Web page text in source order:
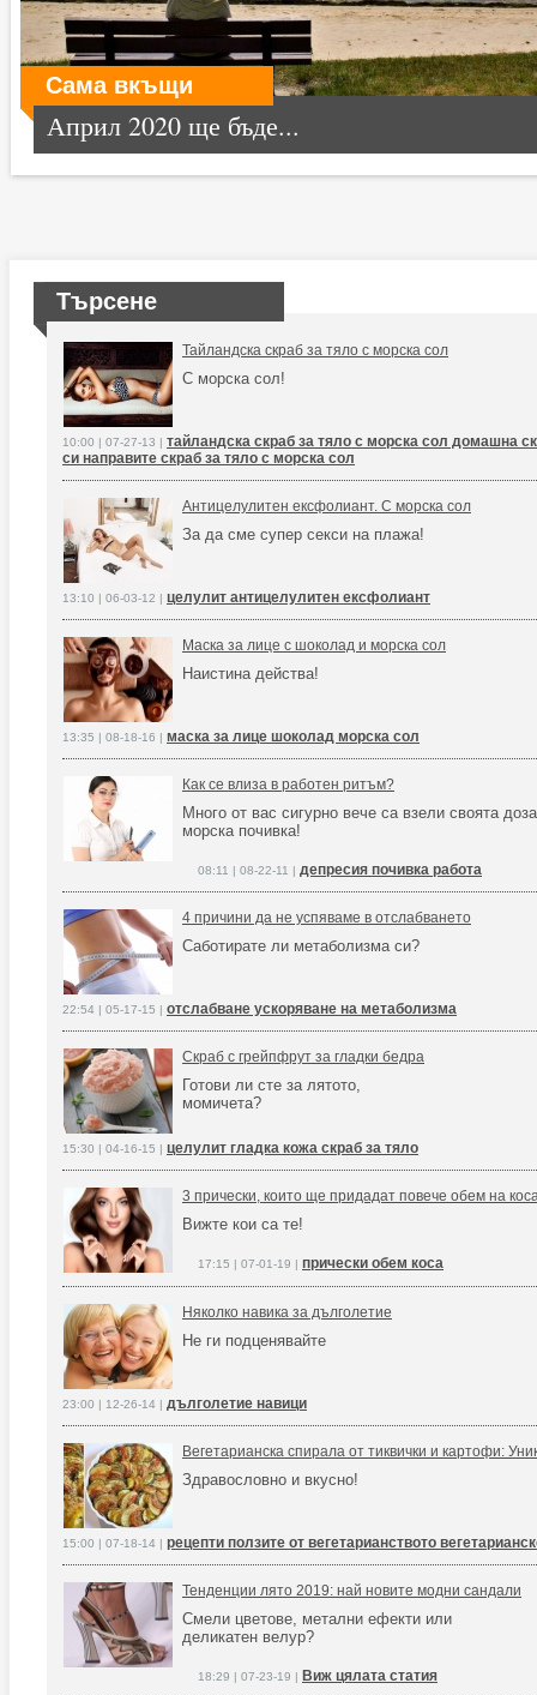
Сама вкъщи
Април 2020 ще бъде...
Търсене
Тайландска скраб за тяло с морска сол
С морска сол!
10:00 | 07-27-13 | тайландска скраб за тяло с морска сол домашна
си направите скраб за тяло с морска сол
Антицелулитен ексфолиант. С морска сол
За да сме супер секси на плажа!
13:10 | 06-03-12 | целулит антицелулитен ексфолиант
Маска за лице с шоколад и морска сол
Наистина действа!
13:35 | 08-18-16 | маска за лице шоколад морска сол
Как се влиза в работен ритъм?
Mного от вас сигурно вече са взели своята доза
морска почивка!
08:11 | 08-22-11 | депресия почивка работа
4 причини да не успяваме в отслабването
Саботирате ли метаболизма си?
22:54 | 05-17-15 | отслабване ускоряване на метаболизма
Скраб с грейпфрут за гладки бедра
Готови ли сте за лятото,
момичета?
15:30 | 04-16-15 | целулит гладка кожа скраб за тяло
3 прически, които ще придадат повече обем на
Вижте кои са те!
17:15 | 07-01-19 | прически обем коса
Няколко навика за дълголетие
Не ги подценявайте
23:00 | 12-26-14 | дълголетие навици
Вегетарианска спирала от тиквички и картофи:
Здравословно и вкусно!
15:00 | 07-18-14 | рецепти ползите от вегетарианството
Тенденции лято 2019: най новите модни сандали
Смели цветове, метални ефекти или
деликатен велур?
18:29 | 07-23-19 | Виж цялата статия